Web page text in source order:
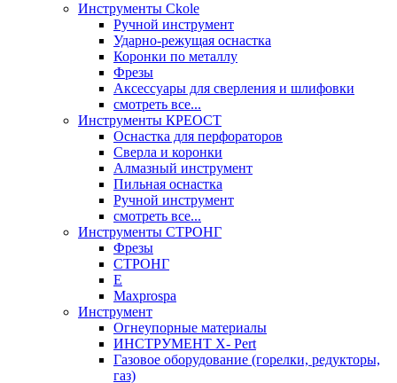
Инструменты Ckole
Ручной инструмент
Ударно‑режущая оснастка
Коронки по металлу
Фрезы
Аксессуары для сверления и шлифовки
смотреть все...
Инструменты КРЕОСТ
Оснастка для перфораторов
Сверла и коронки
Алмазный инструмент
Пильная оснастка
Ручной инструмент
смотреть все...
Инструменты СТРОНГ
Фрезы
СТРОНГ
Е
Maxprospa
Инструмент
Огнеупорные материалы
ИНСТРУМЕНТ X- Pert
Газовое оборудование (горелки, редукторы,
газ)